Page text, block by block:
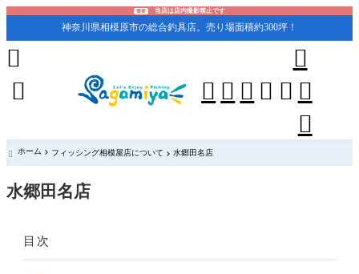
重要 当店は店内撮影禁止です
神奈川県相模原市の総合釣具店。売り場面積約300坪！
    





 ホーム フィッシング相模屋店について 水郷田名店
水郷田名店
目次